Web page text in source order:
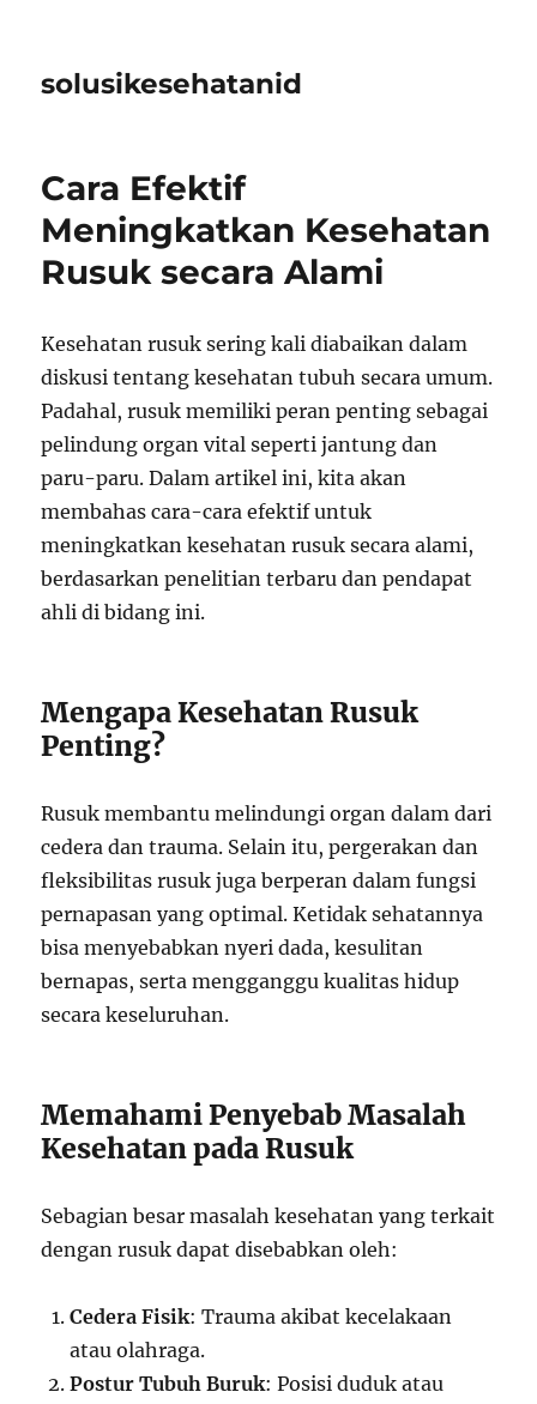
solusikesehatanid
Cara Efektif
Meningkatkan Kesehatan
Rusuk secara Alami
Kesehatan rusuk sering kali diabaikan dalam
diskusi tentang kesehatan tubuh secara umum.
Padahal, rusuk memiliki peran penting sebagai
pelindung organ vital seperti jantung dan
paru-paru. Dalam artikel ini, kita akan
membahas cara-cara efektif untuk
meningkatkan kesehatan rusuk secara alami,
berdasarkan penelitian terbaru dan pendapat
ahli di bidang ini.
Mengapa Kesehatan Rusuk
Penting?
Rusuk membantu melindungi organ dalam dari
cedera dan trauma. Selain itu, pergerakan dan
fleksibilitas rusuk juga berperan dalam fungsi
pernapasan yang optimal. Ketidak sehatannya
bisa menyebabkan nyeri dada, kesulitan
bernapas, serta mengganggu kualitas hidup
secara keseluruhan.
Memahami Penyebab Masalah
Kesehatan pada Rusuk
Sebagian besar masalah kesehatan yang terkait
dengan rusuk dapat disebabkan oleh:
Cedera Fisik: Trauma akibat kecelakaan
atau olahraga.
Postur Tubuh Buruk: Posisi duduk atau